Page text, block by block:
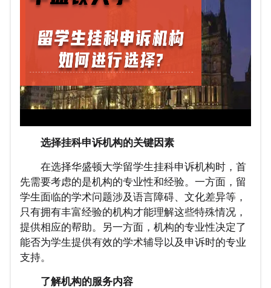
选择挂科申诉机构的关键因素
在选择华盛顿大学留学生挂科申诉机构时，首
先需要考虑的是机构的专业性和经验。一方面，留
学生面临的学术问题涉及语言障碍、文化差异等，
只有拥有丰富经验的机构才能理解这些特殊情况，
提供相应的帮助。另一方面，机构的专业性决定了
能否为学生提供有效的学术辅导以及申诉时的专业
支持。
了解机构的服务内容